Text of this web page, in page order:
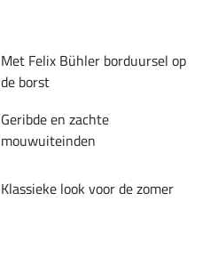
Met Felix Bühler borduursel op
de borst
Geribde en zachte
mouwuiteinden
Klassieke look voor de zomer